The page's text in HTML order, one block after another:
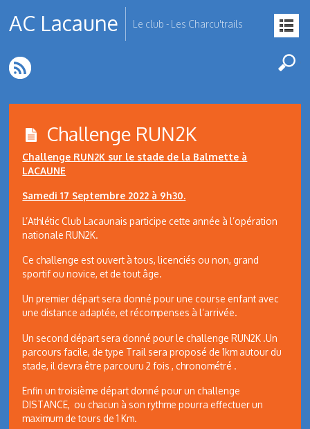
AC Lacaune Le club - Les Charcu'trails
Challenge RUN2K
Challenge RUN2K sur le stade de la Balmette à
LACAUNE
Samedi 17 Septembre 2022 à 9h30.
L’Athlétic Club Lacaunais participe cette année à l’opération
nationale RUN2K.
Ce challenge est ouvert à tous, licenciés ou non, grand
sportif ou novice, et de tout âge.
Un premier départ sera donné pour une course enfant avec
une distance adaptée, et récompenses à l’arrivée.
Un second départ sera donné pour le challenge RUN2K .Un
parcours facile, de type Trail sera proposé de 1km autour du
stade, il devra être parcouru 2 fois , chronométré .
Enfin un troisième départ donné pour un challenge
DISTANCE, ou chacun à son rythme pourra effectuer un
maximum de tours de 1 Km.